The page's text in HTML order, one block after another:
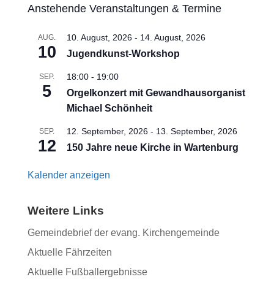
Anstehende Veranstaltungen & Termine
AUG.
10
10. August, 2026- 14. August, 2026
Jugendkunst-Workshop
SEP.
5
18:00- 19:00
Orgelkonzert mit Gewandhausorganist
Michael Schönheit
SEP.
12
12. September, 2026- 13. September, 2026
150 Jahre neue Kirche in Wartenburg
Kalender anzeigen
Weitere Links
Gemeindebrief der evang. Kirchengemeinde
Aktuelle Fährzeiten
Aktuelle Fußballergebnisse